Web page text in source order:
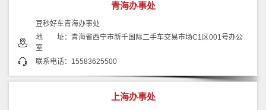
青海办事处
豆秒好车青海办事处
地 址：青海省西宁市新千国际二手车交易市场C1区001号办公
室
联系电话：15583625500
上海办事处